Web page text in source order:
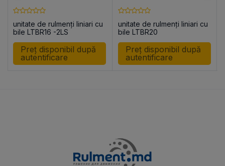
unitate de rulmenți liniari cu
bile LTBR16 -2LS
Preț disponibil după
autentificare
unitate de rulmenți liniari cu
bile LTBR20
Preț disponibil după
autentificare